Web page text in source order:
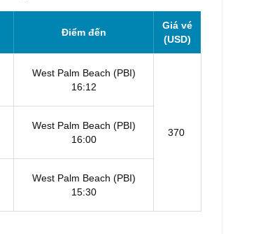
Điểm đến
Giá vé
(USD)
West Palm Beach (PBI)
16:12
370
West Palm Beach (PBI)
16:00
West Palm Beach (PBI)
15:30